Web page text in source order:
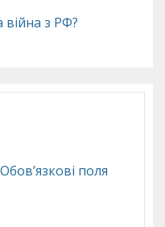
війна з РФ?
Обов’язкові поля